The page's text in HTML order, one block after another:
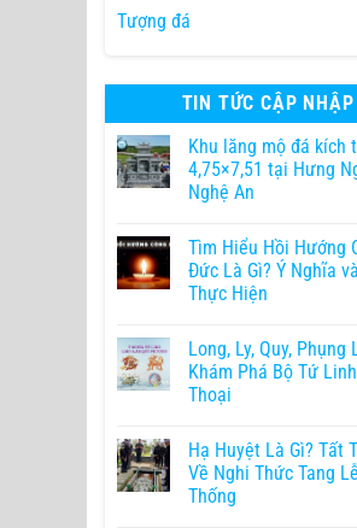
Tượng đá
TIN TỨC CẬP NHẬP
Khu lăng mộ đá kích
4,75×7,51 tại Hưng
Nghệ An
Tìm Hiểu Hồi Hướng
Đức Là Gì? Ý Nghĩa
Thực Hiện
Long, Ly, Quy, Phụng
Khám Phá Bộ Tứ
Thoại
Hạ Huyệt Là Gì? Tất
Về Nghi Thức Tang
Thống